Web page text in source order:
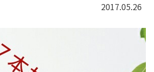
2017.05.26